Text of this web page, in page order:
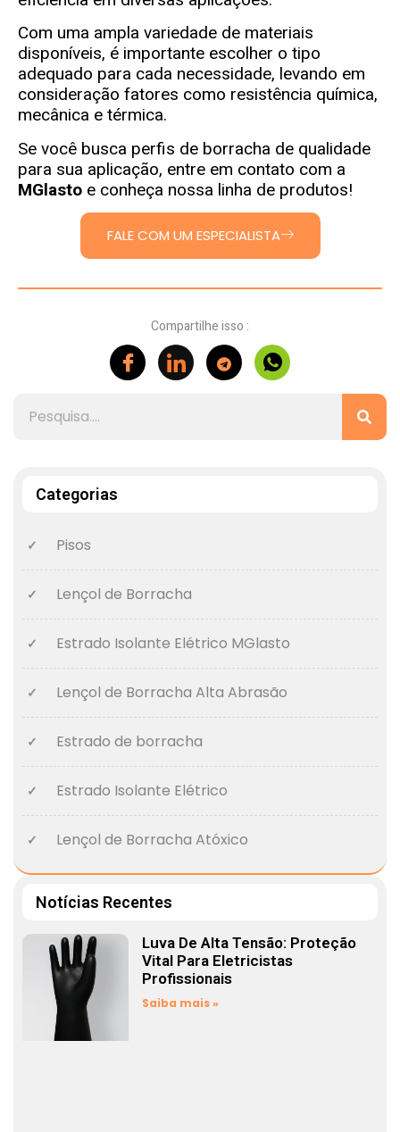
Com uma ampla variedade de materiais
disponíveis, é importante escolher o tipo
adequado para cada necessidade, levando em
consideração fatores como resistência química,
mecânica e térmica.
Se você busca perfis de borracha de qualidade
para sua aplicação, entre em contato com a
MGlasto e conheça nossa linha de produtos!
FALE COM UM ESPECIALISTA
Compartilhe isso :
Categorias
Pisos
Lençol de Borracha
Estrado Isolante Elétrico MGlasto
Lençol de Borracha Alta Abrasão
Estrado de borracha
Estrado Isolante Elétrico
Lençol de Borracha Atóxico
Notícias Recentes
Luva De Alta Tensão: Proteção
Vital Para Eletricistas
Profissionais
Saiba mais »